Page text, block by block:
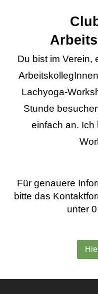
Du bist im Verein,
Lachyoga-
Stunde
einfach an. Ich
Für genauere
bitte das
unter